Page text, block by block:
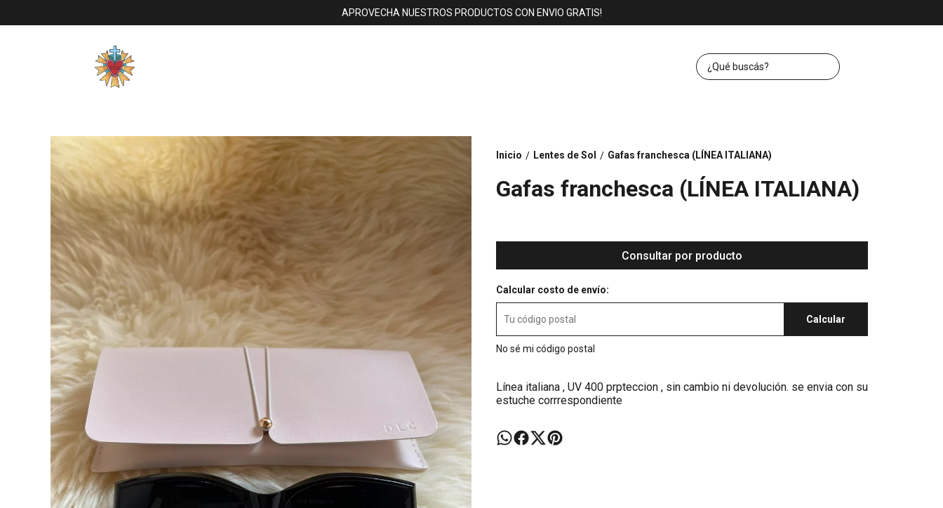
APROVECHA NUESTROS PRODUCTOS CON ENVIO GRATIS!
Inicio / Lentes de Sol / Gafas franchesca (LÍNEA ITALIANA)
Gafas franchesca (LÍNEA ITALIANA)
Consultar por producto
Calcular costo de envío:
Calcular
No sé mi código postal
Línea italiana , UV 400 prpteccion , sin cambio ni devolución. se envia con su
estuche corrrespondiente